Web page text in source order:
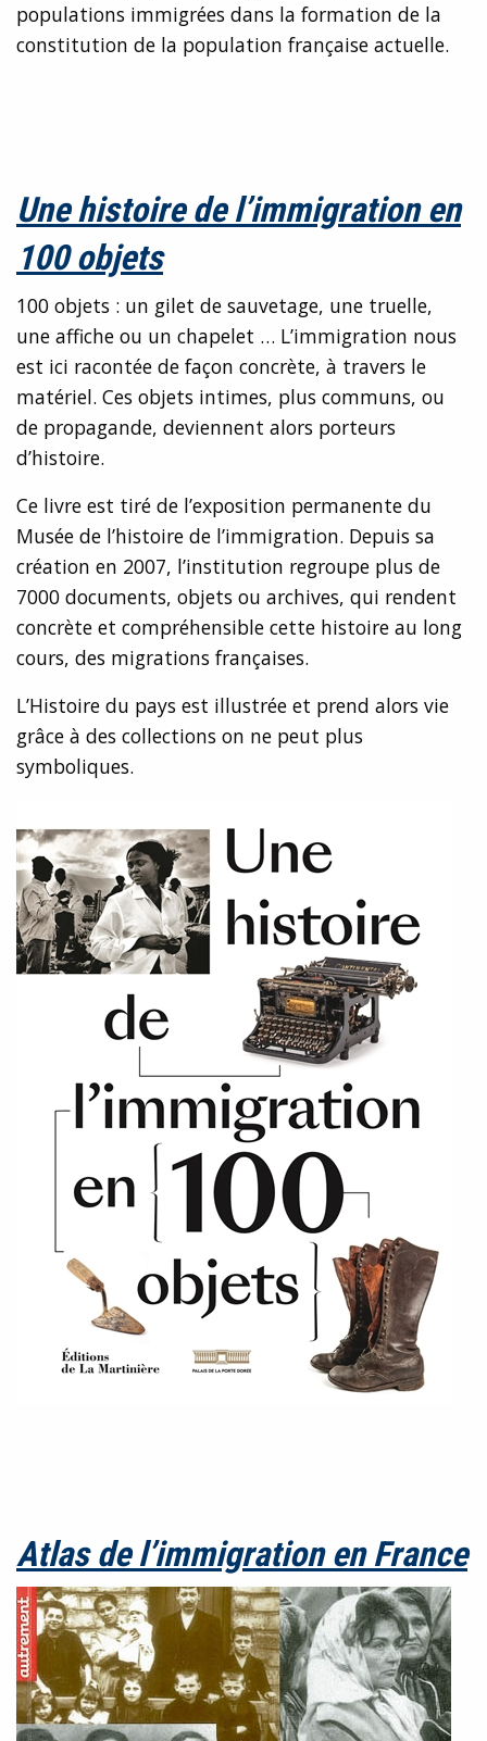
populations immigrées dans la formation de la
constitution de la population française actuelle.
Une histoire de l’immigration en
100 objets
100 objets : un gilet de sauvetage, une truelle,
une affiche ou un chapelet … L’immigration nous
est ici racontée de façon concrète, à travers le
matériel. Ces objets intimes, plus communs, ou
de propagande, deviennent alors porteurs
d’histoire.
Ce livre est tiré de l’exposition permanente du
Musée de l’histoire de l’immigration. Depuis sa
création en 2007, l’institution regroupe plus de
7000 documents, objets ou archives, qui rendent
concrète et compréhensible cette histoire au long
cours, des migrations françaises.
L’Histoire du pays est illustrée et prend alors vie
grâce à des collections on ne peut plus
symboliques.
Atlas de l’immigration en France